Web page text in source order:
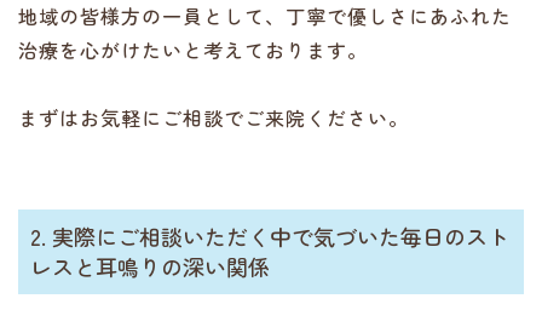
地域の皆様方の一員として、丁寧で優しさにあふれた
治療を心がけたいと考えております。
まずはお気軽にご相談でご来院ください。
2. 実際にご相談いただく中で気づいた毎日のスト
レスと耳鳴りの深い関係